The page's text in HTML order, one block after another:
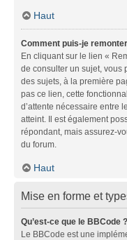
Haut
Comment puis-je
En cliquant sur le lien «
de consulter un sujet, vous
des sujets, à la première
pas ce lien, cette
d’attente nécessaire entre
atteint. Il est également
répondant, mais assurez-
du forum.
Haut
Mise en forme et
Qu’est-ce que le BBCode ?
Le BBCode est une